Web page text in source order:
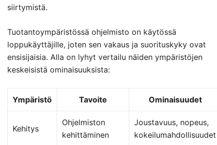
siirtymistä.
Tuotantoympäristössä ohjelmisto on käytössä
loppukäyttäjille, joten sen vakaus ja suorituskyky ovat
ensisijaisia. Alla on lyhyt vertailu näiden ympäristöjen
keskeisistä ominaisuuksista:
Ympäristö Tavoite Ominaisuudet
Kehitys
Ohjelmiston
kehittäminen
Joustavuus, nopeus,
kokeilumahdollisuudet